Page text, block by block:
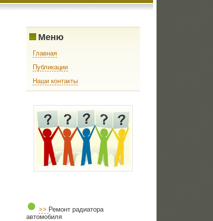
Меню
Главная
Публикации
Наши контакты
>> Ремонт радиатора
автомобиля